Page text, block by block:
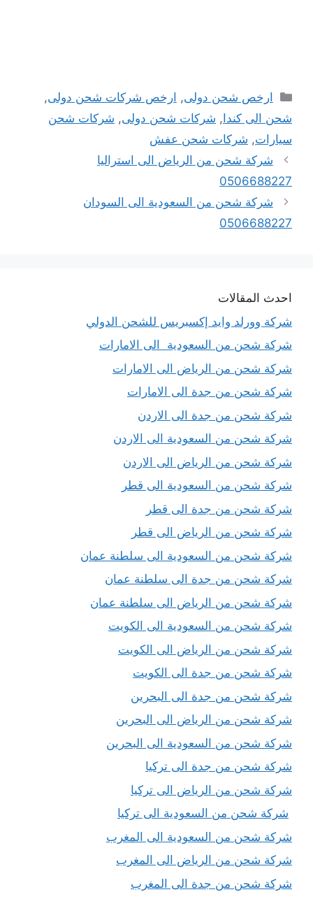
التصنيفات
ارخص شحن دولى, ارخص شركات شحن دولى,
شحن الى كندا , شركات شحن دولى, شركات شحن
سيارات, شركات شحن عفش
شركة شحن من الرياض الى استراليا
0506688227
شركة شحن من السعودية الى السودان
0506688227
احدث المقالات
شركة وورلد وايد إكسبريس للشحن الدولي
شركة شحن من السعودية الى الامارات
شركة شحن من الرياض الى الامارات
شركة شحن من جدة الى الامارات
شركة شحن من جدة الى الاردن
شركة شحن من السعودية الى الاردن
شركة شحن من الرياض الى الاردن
شركة شحن من السعودية الى قطر
شركة شحن من جدة الى قطر
شركة شحن من الرياض الى قطر
شركة شحن من السعودية الى سلطنة عمان
شركة شحن من جدة الى سلطنة عمان
شركة شحن من الرياض الى سلطنة عمان
شركة شحن من السعودية الى الكويت
شركة شحن من الرياض الى الكويت
شركة شحن من جدة الى الكويت
شركة شحن من جدة الى البحرين
شركة شحن من الرياض الى البحرين
شركة شحن من السعودية الى البحرين
شركة شحن من جدة الى تركيا
شركة شحن من الرياض الى تركيا
شركة شحن من السعودية الى تركيا
شركة شحن من السعودية الى المغرب
شركة شحن من الرياض الى المغرب
شركة شحن من جدة الى المغرب